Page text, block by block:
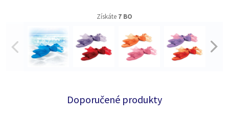
Získáte 7 BO
Doporučené produkty